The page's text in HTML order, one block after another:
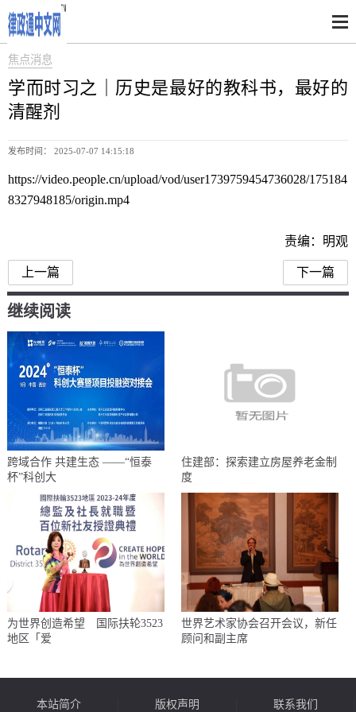
焦点消息
学而时习之｜历史是最好的教科书，最好的
清醒剂
发布时间： 2025-07-07 14:15:18
https://video.people.cn/upload/vod/user1739759454736028/175184
8327948185/origin.mp4
责编：明观
上一篇 下一篇
继续阅读
跨域合作 共建生态 ——“恒泰
杯”科创大
住建部：探索建立房屋养老金制
度
为世界创造希望 国际扶轮3523
地区「爱
世界艺术家协会召开会议，新任
顾问和副主席
本站简介 版权声明 联系我们